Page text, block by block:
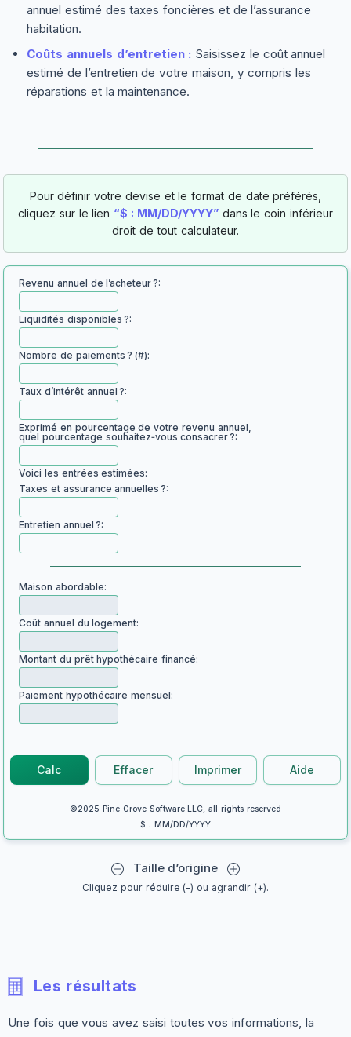
annuel estimé des taxes foncières et de l’assurance
habitation.
Coûts annuels d’entretien : Saisissez le coût annuel
estimé de l’entretien de votre maison, y compris les
réparations et la maintenance.
Pour définir votre devise et le format de date préférés,
cliquez sur le lien “$ : MM/DD/YYYY”dans le coin inférieur
droit de tout calculateur.
Revenu annuel de l’acheteur ?:
Liquidités disponibles ?:
Nombre de paiements ? (#):
Taux d’intérêt annuel ?:
Exprimé en pourcentage de votre revenu annuel,
quel pourcentage souhaitez‑vous consacrer ?:
Voici les entrées estimées:
Taxes et assurance annuelles ?:
Entretien annuel ?:
Maison abordable:
Coût annuel du logement:
Montant du prêt hypothécaire financé:
Paiement hypothécaire mensuel:
Calc Effacer Imprimer Aide
©2025 Pine Grove Software LLC, all rights reserved
$ : MM/DD/YYYY
Taille d’origine
Cliquez pour réduire (-) ou agrandir (+).
Les résultats
Une fois que vous avez saisi toutes vos informations, la